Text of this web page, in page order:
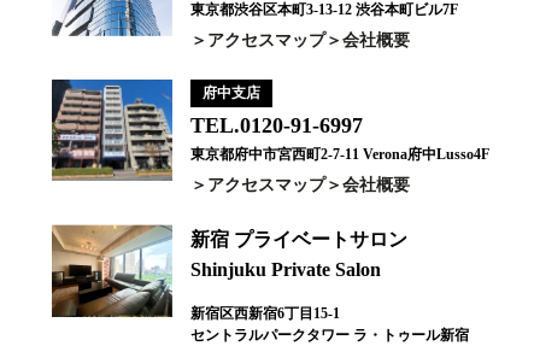
東京都渋谷区本町3-13-12 渋谷本町ビル7F
アクセスマップ 会社概要
府中支店
TEL.0120-91-6997
東京都府中市宮西町2-7-11 Verona府中Lusso4F
アクセスマップ 会社概要
新宿 プライベートサロン
Shinjuku Private Salon
新宿区西新宿6丁目15-1
セントラルパークタワー ラ・トゥール新宿